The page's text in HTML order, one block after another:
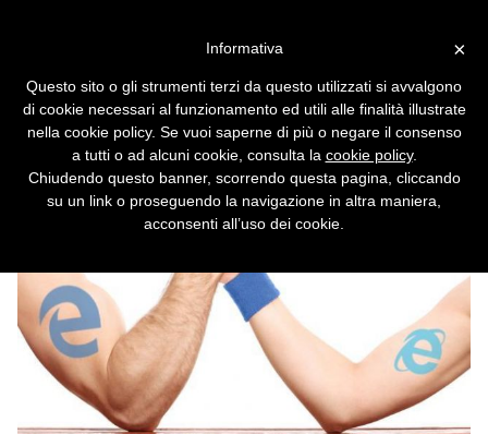
Internet Explorer nelle schede
Si potranno aprire ''tab'' con il vecchio
motore di rendering.
×
Informativa
Questo sito o gli strumenti terzi da questo utilizzati si avvalgono
di cookie necessari al funzionamento ed utili alle finalità illustrate
nella cookie policy. Se vuoi saperne di più o negare il consenso
a tutti o ad alcuni cookie, consulta la cookie policy.
Chiudendo questo banner, scorrendo questa pagina, cliccando
su un link o proseguendo la navigazione in altra maniera,
acconsenti all’uso dei cookie.